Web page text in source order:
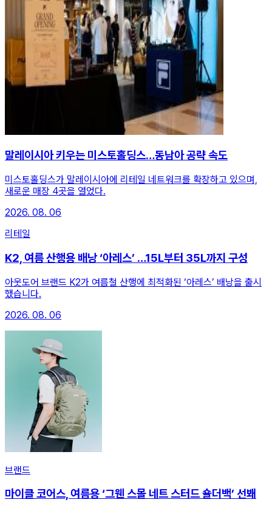
말레이시아 키우는 미스토홀딩스…동남아 공략 속도
미스토홀딩스가 말레이시아에 리테일 네트워크를 확장하고 있으며,
새로운 매장 4곳을 열었다.
2026. 08. 06
리테일
K2, 여름 산행용 배낭 ‘아레스’ …15L부터 35L까지 구성
아웃도어 브랜드 K2가 여름철 산행에 최적화된 ‘아레스’ 배낭을 출시
했습니다.
2026. 08. 06
브랜드
마이클 코어스, 여름용 ‘그웬 스몰 네트 스터드 숄더백’ 선봬